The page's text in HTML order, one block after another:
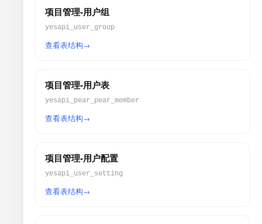
项目管理-用户组
yesapi_user_group
查看表结构
项目管理-用户表
yesapi_pear_pear_member
查看表结构
项目管理-用户配置
yesapi_user_setting
查看表结构